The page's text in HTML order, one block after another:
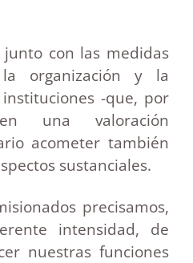
con las medidas
organización y la
-que, por
una valoración
acometer también
sustanciales.
precisamos,
intensidad, de
nuestras funciones